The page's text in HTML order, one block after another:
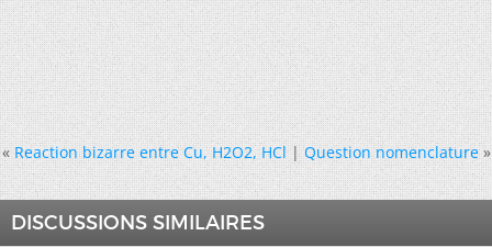
« Reaction bizarre entre Cu, H2O2, HCl|Question nomenclature »
DISCUSSIONS SIMILAIRES